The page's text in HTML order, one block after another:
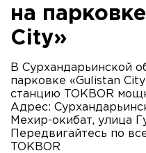
на
City»
В Сурхандарьинской
парковке «Gulistan
станцию TOKBOR
Адрес:
Мехир-окибат, улица
Передвигайтесь по
TOKBOR